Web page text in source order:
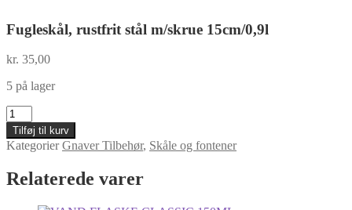
Fugleskål, rustfrit stål m/skrue 15cm/0,9l
kr. 35,00
5 på lager
Fugleskål,
rustfrit
stål
m/skrue
15cm/0,9l
antal
Tilføj til kurv
Kategorier Gnaver Tilbehør, Skåle og fontener
Relaterede varer